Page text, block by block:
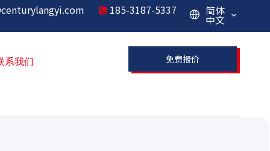
185-3187-5337 简体
中文
系我们 免费报价